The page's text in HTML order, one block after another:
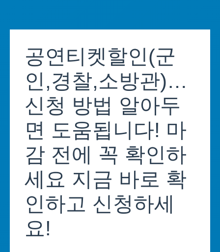
content공연티켓할인(군
인,경찰,소방관)…
신청 방법 알아두
면 도움됩니다! 마
감 전에 꼭 확인하
세요 지금 바로 확
인하고 신청하세
요!